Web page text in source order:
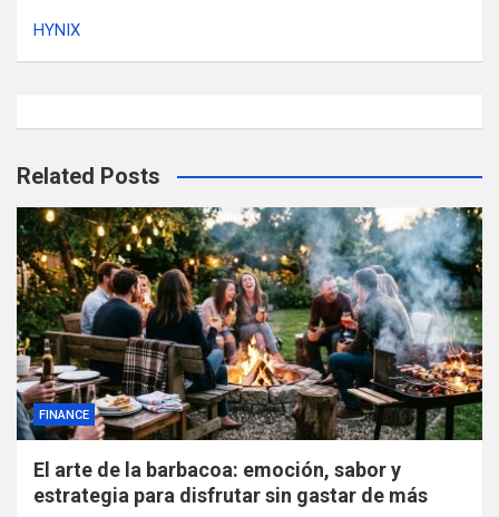
HYNIX
Related Posts
FINANCE
El arte de la barbacoa: emoción, sabor y
estrategia para disfrutar sin gastar de más